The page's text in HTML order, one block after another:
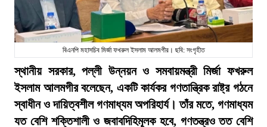
বিএনপি মহাসচিব মির্জা ফখরুল ইসলাম আলমগীর। ছবি: সংগৃহীত
স্থানীয় সরকার, পল্লী উন্নয়ন ও সমবায়মন্ত্রী মির্জা ফখরুল
ইসলাম আলমগীর বলেছেন, একটি কার্যকর গণতান্ত্রিক রাষ্ট্র গঠনে
স্বাধীন ও দায়িত্বশীল গণমাধ্যম অপরিহার্য। তাঁর মতে, গণমাধ্যম
যত বেশি শক্তিশালী ও জবাবদিহিমূলক হবে, গণতন্ত্রও তত বেশি